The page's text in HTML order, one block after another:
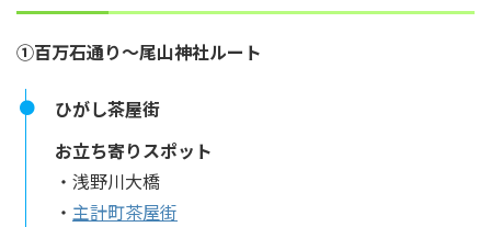
①百万石通り～尾山神社ルート
ひがし茶屋街
お立ち寄りスポット
・浅野川大橋
・ 主計町茶屋街